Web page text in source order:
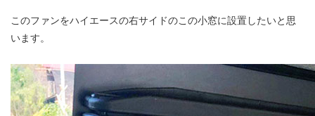
このファンをハイエースの右サイドのこの小窓に設置したいと思
います。